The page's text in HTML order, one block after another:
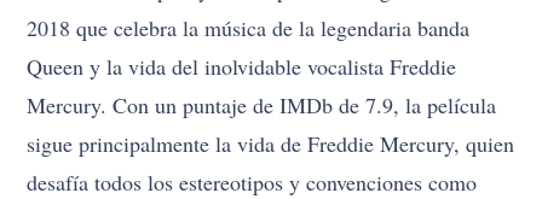
2018 que celebra la música de la legendaria banda
Queen y la vida del inolvidable vocalista Freddie
Mercury. Con un puntaje de IMDb de 7.9, la película
sigue principalmente la vida de Freddie Mercury, quien
desafía todos los estereotipos y convenciones como